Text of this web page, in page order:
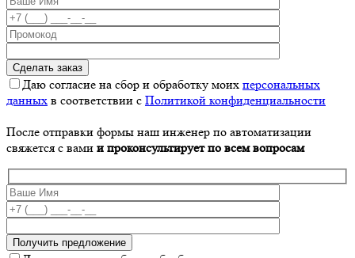
Даю согласие на сбор и обработку моих персональных
данных в соответствии с Политикой конфиденциальности
После отправки формы наш инженер по автоматизации
свяжется с вами и проконсультирует по всем вопросам